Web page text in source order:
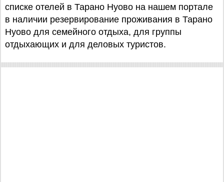
списке отелей в Тарано Нуово на нашем портале
в наличии резервирование проживания в Тарано
Нуово для семейного отдыха, для группы
отдыхающих и для деловых туристов.